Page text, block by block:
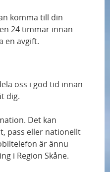
komma till din
24 timmar innan
en avgift.
oss i god tid innan
dig.
Det kan
pass eller nationellt
är ännu
i Region Skåne.